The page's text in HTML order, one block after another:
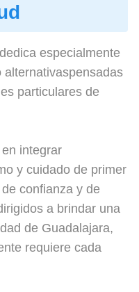
especialmente
particulares de
integrar
y cuidado de primer
confianza y de
a brindar una
de Guadalajara,
requiere cada